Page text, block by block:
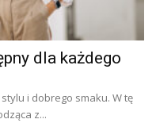
dla każdego
i dobrego smaku. W tę
z...